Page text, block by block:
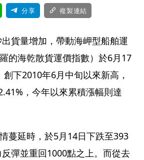
分享 複製連結
貨量增加，帶動海岬型船舶運
的海乾散貨運價指數）於6月17
下2010年6月中旬以來新高，
，今年以來累積漲幅則達
蔓延時，於5月14日下跌至393
彈並重回1000點之上。而從去